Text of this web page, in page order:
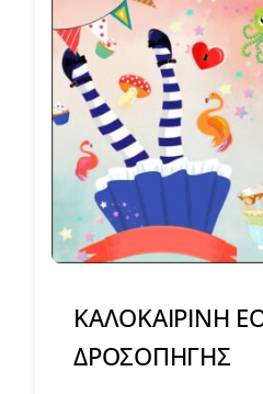
ΚΑΛΟΚΑΙΡΙΝΗ
ΔΡΟΣΟΠΗΓΗΣ